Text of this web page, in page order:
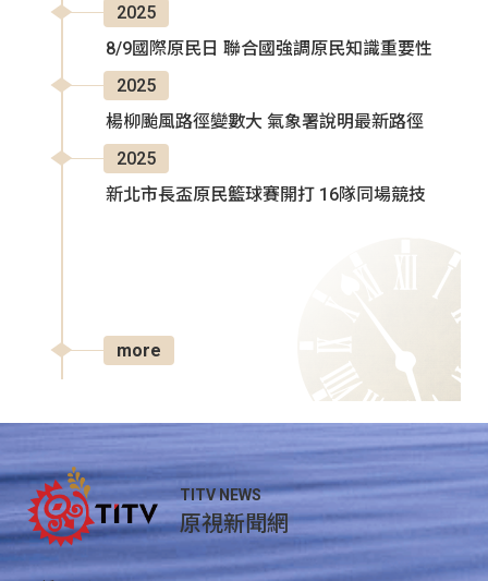
2025
8/9國際原民日 聯合國強調原民知識重要性
2025
楊柳颱風路徑變數大 氣象署說明最新路徑
2025
新北市長盃原民籃球賽開打 16隊同場競技
more
TITV NEWS
原視新聞網